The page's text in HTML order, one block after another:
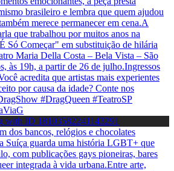
with ID 18103582241143291